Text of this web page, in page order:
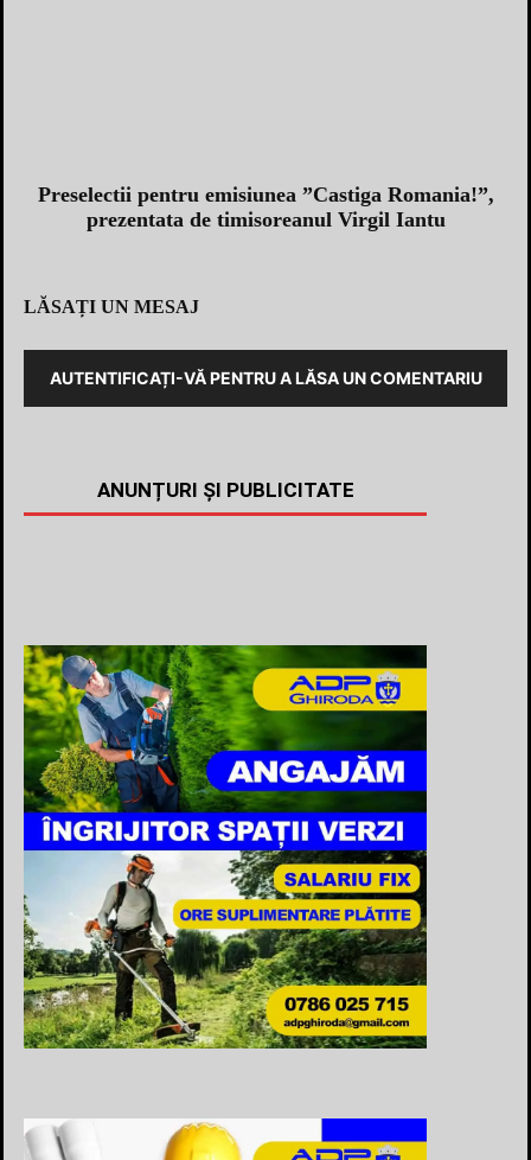
Preselectii pentru emisiunea ”Castiga Romania!”,
prezentata de timisoreanul Virgil Iantu
LĂSAȚI UN MESAJ
AUTENTIFICAȚI-VĂ PENTRU A LĂSA UN COMENTARIU
ANUNȚURI ȘI PUBLICITATE